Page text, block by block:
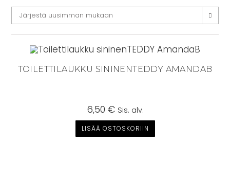
Järjestä uusimman mukaan
TOILETTILAUKKU SININENTEDDY AMANDAB
6,50 € Sis. alv.
LISÄÄ OSTOSKORIIN